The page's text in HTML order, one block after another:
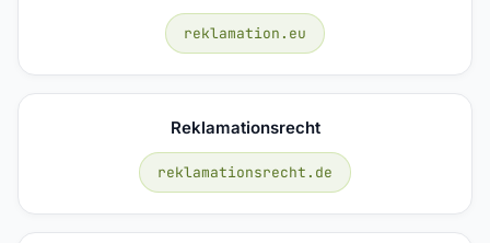
reklamation.eu
Reklamationsrecht
reklamationsrecht.de